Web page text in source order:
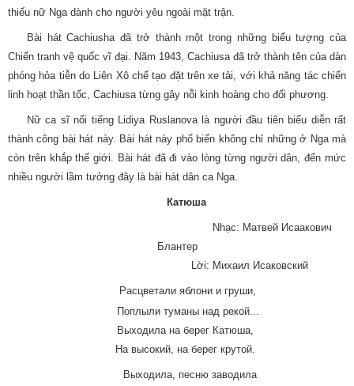
thiếu nữ Nga dành cho người yêu ngoài mặt trận.
Bài hát Cachiusha đã trở thành một trong những biểu tượng của
Chiến tranh vệ quốc vĩ đại. Năm 1943, Cachiusa đã trở thành tên của dàn
phóng hỏa tiễn do Liên Xô chế tạo đặt trên xe tải, với khả năng tác chiến
linh hoạt thần tốc, Cachiusa từng gây nỗi kinh hoàng cho đối phương.
Nữ ca sĩ nổi tiếng Lidiya Ruslanova là người đầu tiên biểu diễn rất
thành công bài hát này. Bài hát này phổ biến không chỉ những ở Nga mà
còn trên khắp thế giới. Bài hát đã đi vào lòng từng người dân, đến mức
nhiều người lầm tưởng đây là bài hát dân ca Nga.
Катюша
Nhạc: Матвей Исаакович
Блантер
Lời: Михаил Исаковский
Расцветали яблони и груши,
Поплыли туманы над рекой...
Выходила на берег Катюша,
На высокий, на берег крутой.
Выходила, песню заводила